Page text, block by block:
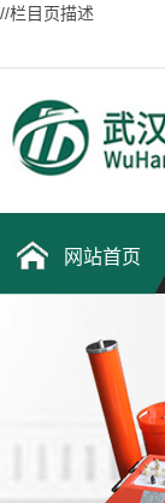
//栏目页描述
网站首页